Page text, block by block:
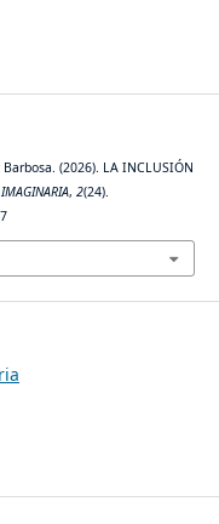
(2026). LA INCLUSIÓN
, 2(24).